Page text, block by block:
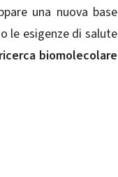
una nuova base
le esigenze di salute
biomolecolare